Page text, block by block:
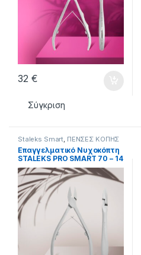
32 €
Σύγκριση
Staleks Smart, ΠΕΝΣΕΣ KOΠΗΣ
Επαγγελματικό Νυχοκόπτη
STALEKS PRO SMART 70 – 14
mm